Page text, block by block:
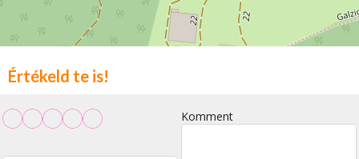
Értékeld te is!
Komment